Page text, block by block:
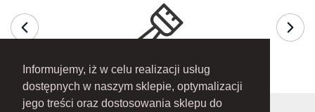
Informujemy, iż w celu realizacji usług
dostępnych w naszym sklepie, optymalizacji
jego treści oraz dostosowania sklepu do